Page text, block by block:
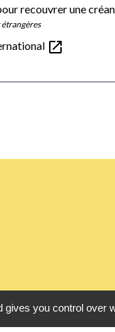
recouvrer une
open_in_new
gives you control over